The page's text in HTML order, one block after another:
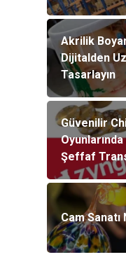
Akrilik
Dijitalden
Tasarlayın
Güvenilir
Şeffaf
Cam Sanatı